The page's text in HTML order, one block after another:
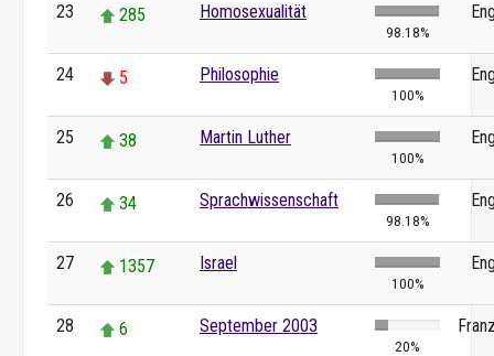
23 285 Homosexualität
98.18%
24 5 Philosophie
100%
25 38 Martin Luther
100%
26 34 Sprachwissenschaft
98.18%
27 1357 Israel
100%
28 6 September 2003
20%